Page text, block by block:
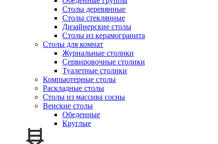
Столы деревянные
Столы стеклянные
Дизайнерские столы
Столы из керамогранита
Столы для комнат
Журнальные столики
Сервировочные столики
Туалетные столики
Компьютерные столы
Раскладные столы
Столы из массива сосны
Венские столы
Обеденные
Круглые